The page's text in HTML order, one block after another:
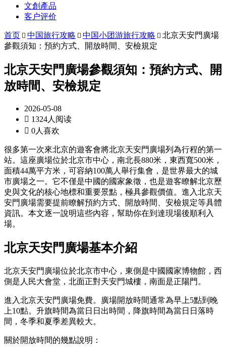
文創產品
客户评价
首页  中国旅行攻略  中国小团游旅行攻略  北京天安門廣場
參觀須知：預約方式、開放時間、安檢規定
北京天安門廣場參觀須知：預約方式、開
放時間、安檢規定
2026-05-08
 1324人阅读
 0人喜欢
很多第一次來北京的遊客會將北京天安門廣場列為行程的第一
站。這座廣場位於北京市中心，南北長880米，東西寬500米，
面積44萬平方米，可容納100萬人舉行集會，是世界最大的城
市廣場之一。它不僅是中國的國家象徵，也是遊客瞭解北京歷
史與文化的核心地標和重要景點，極具參觀價值。進入北京天
安門廣場需要提前瞭解預約方式、開放時間、安檢規定等具體
資訊。本文逐一說明這些內容，幫助你在到達現場後順利入
場。
北京天安門廣場基本介紹
北京天安門廣場位於北京市中心，東側是中國國家博物館，西
側是人民大會堂，北面正對天安門城樓，南面是正陽門。
進入北京天安門廣場免費。廣場開放時間通常為早上5點到晚
上10點。升旗時間為當日日出時間，降旗時間為當日日落時
間，冬季和夏季差異較大。
關於開放時間的幾點說明：